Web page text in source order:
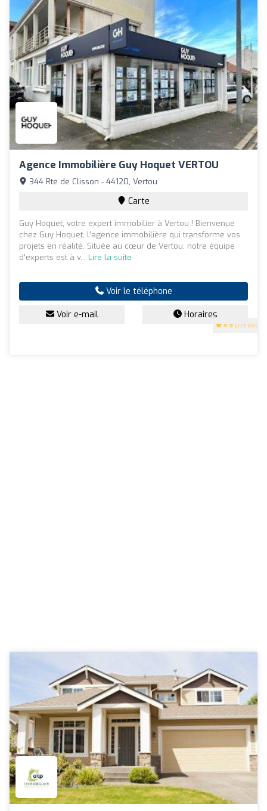
Agence Immobilière Guy Hoquet VERTOU
4.9 (173 avis)
344 Rte de Clisson - 44120, Vertou
Carte
Guy Hoquet, votre expert immobilier à Vertou ! Bienvenue
chez Guy Hoquet, l’agence immobilière qui transforme vos
projets en réalité. Située au cœur de Vertou, notre équipe
d'experts est à v... Lire la suite
Voir le téléphone
Voir e-mail Horaires